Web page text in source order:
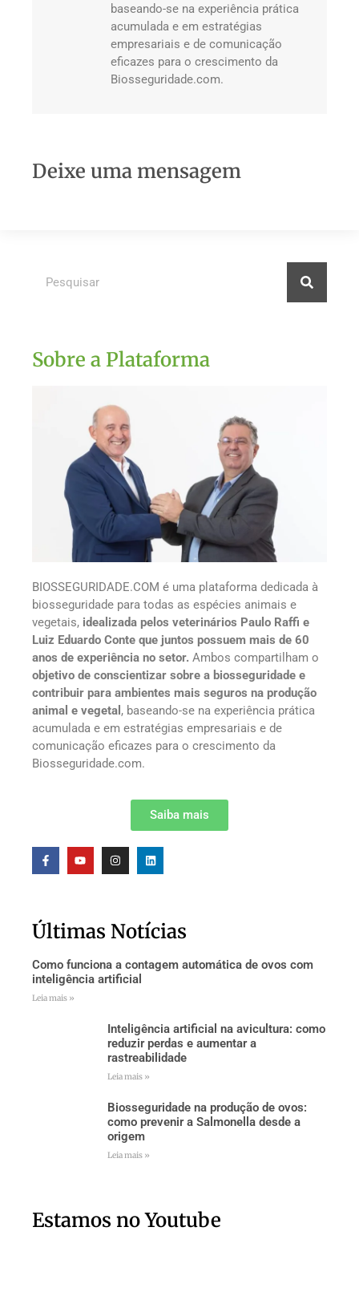
baseando-se na experiência prática
acumulada e em estratégias
empresariais e de comunicação
eficazes para o crescimento da
Biosseguridade.com.
Deixe uma mensagem
Sobre a Plataforma
BIOSSEGURIDADE.COM é uma plataforma dedicada à
biosseguridade para todas as espécies animais e
vegetais, idealizada pelos veterinários Paulo Raffi e
Luiz Eduardo Conte que juntos possuem mais de 60
anos de experiência no setor. Ambos compartilham o
objetivo de conscientizar sobre a biosseguridade e
contribuir para ambientes mais seguros na produção
animal e vegetal , baseando-se na experiência prática
acumulada e em estratégias empresariais e de
comunicação eficazes para o crescimento da
Biosseguridade.com.
Saiba mais
Últimas Notícias
Como funciona a contagem automática de ovos com
inteligência artificial
Leia mais »
Inteligência artificial na avicultura: como
reduzir perdas e aumentar a
rastreabilidade
Leia mais »
Biosseguridade na produção de ovos:
como prevenir a Salmonella desde a
origem
Leia mais »
Estamos no Youtube